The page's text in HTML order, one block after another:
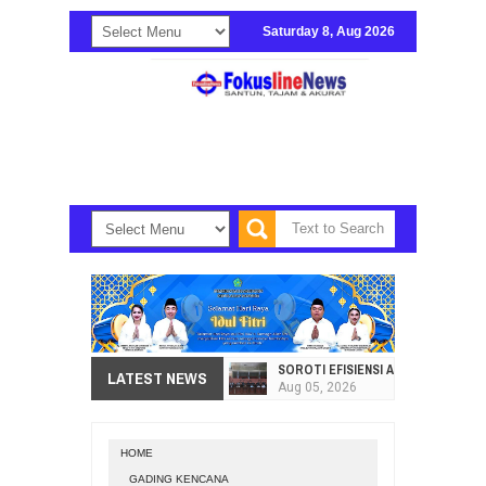
Saturday 8, Aug 2026
LATEST NEWS SOROTI EFISIENSI APBD, DPRD
Aug 05, 2026
HOME
GADING KENCANA